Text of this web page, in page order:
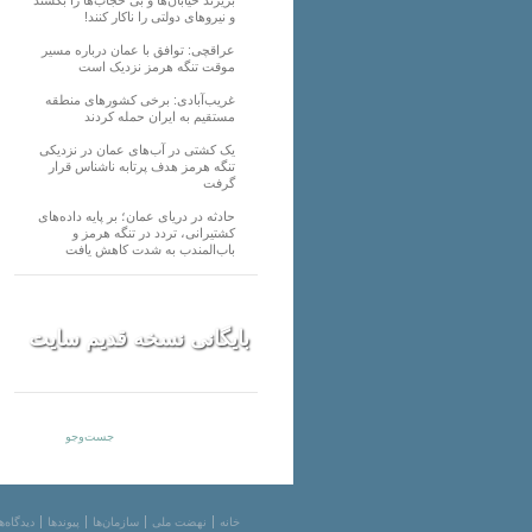
و نیرو‌های دولتی را ناکار کنند!
عراقچی: توافق با عمان درباره مسیر
موقت تنگه هرمز نزدیک است
غریب‌آبادی: برخی کشورهای منطقه
مستقیم به ایران حمله کردند
یک کشتی در آب‌های عمان در نزدیکی
تنگه هرمز هدف پرتابه ناشناس قرار
گرفت
حادثه در دریای عمان؛ بر پایه داده‌های
کشتیرانی، تردد در تنگه هرمز و
باب‌المندب به شدت کاهش یافت
بایگانی نسخه قدیم سایت
پیوندها سازمان‌ها نهضت ملی خانه